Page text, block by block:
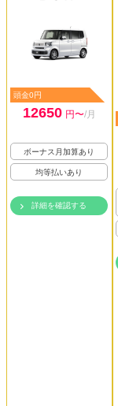
頭金0円
12650 円〜/月
ボーナス月加算あり
均等払いあり
詳細を確認する